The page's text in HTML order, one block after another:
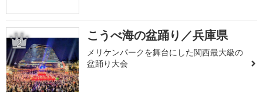
2 こうべ海の盆踊り／兵庫県
メリケンパークを舞台にした関西最大級の
盆踊り大会